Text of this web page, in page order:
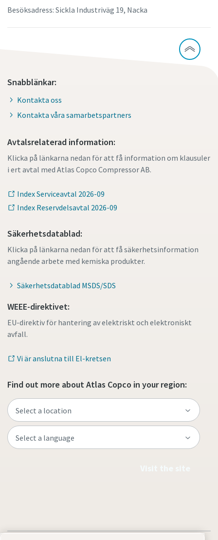
Besöksadress: Sickla Industriväg 19, Nacka
Snabblänkar:
Kontakta oss
Kontakta våra samarbetspartners
Avtalsrelaterad information:
Klicka på länkarna nedan för att få information om klausuler
i ert avtal med Atlas Copco Compressor AB.
Index Serviceavtal 2026-09
Index Reservdelsavtal 2026-09
Säkerhetsdatablad:
Klicka på länkarna nedan för att få säkerhetsinformation
angående arbete med kemiska produkter.
Säkerhetsdatablad MSDS/SDS
WEEE-direktivet:
EU-direktiv för hantering av elektriskt och elektroniskt
avfall.
Vi är anslutna till El-kretsen
Find out more about Atlas Copco in your region: